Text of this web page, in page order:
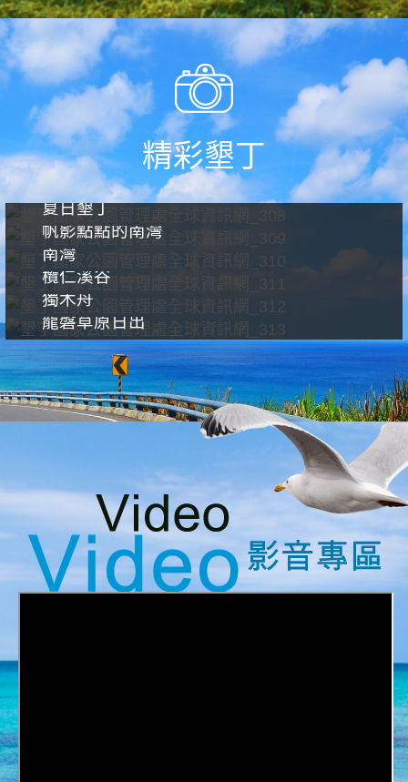
精彩墾丁
夏日墾丁
帆影點點的南灣
南灣
欖仁溪谷
獨木舟
龍磐草原日出